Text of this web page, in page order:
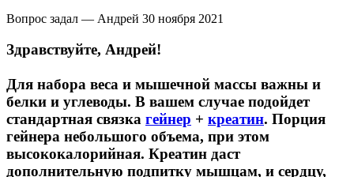
Суставы и связки
Протеин
НАЗАД
Вопрос задал — Андрей 30 ноября 2021
Здравствуйте, Андрей!
Для набора веса и мышечной массы важны и
белки и углеводы. В вашем случае подойдет
стандартная связка гейнер + креатин. Порция
гейнера небольшого объема, при этом
высококалорийная. Креатин даст
дополнительную подпитку мышцам, и сердцу,